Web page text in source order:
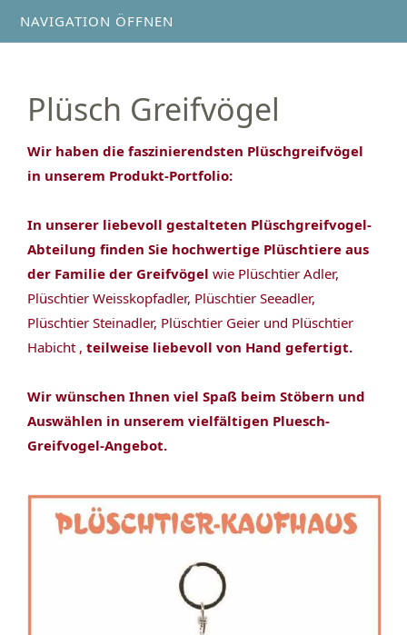
NAVIGATION ÖFFNEN
Plüsch Greifvögel
Wir haben die faszinierendsten Plüschgreifvögel
in unserem Produkt-Portfolio:
In unserer liebevoll gestalteten Plüschgreifvogel-
Abteilung finden Sie hochwertige Plüschtiere aus
der Familie der Greifvögel wie Plüschtier Adler,
Plüschtier Weisskopfadler, Plüschtier Seeadler,
Plüschtier Steinadler, Plüschtier Geier und Plüschtier
Habicht , teilweise liebevoll von Hand gefertigt.
Wir wünschen Ihnen viel Spaß beim Stöbern und
Auswählen in unserem vielfältigen Pluesch-
Greifvogel-Angebot.